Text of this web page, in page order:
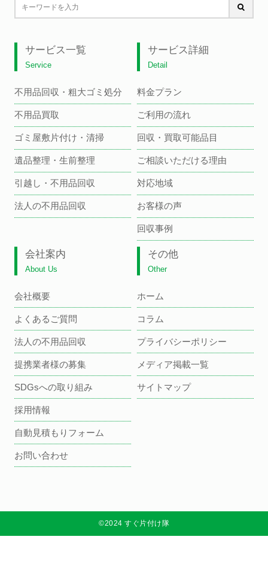
サービス一覧
Service
不用品回収・粗大ゴミ処分
不用品買取
ゴミ屋敷片付け・清掃
遺品整理・生前整理
引越し・不用品回収
法人の不用品回収
サービス詳細
Detail
料金プラン
ご利用の流れ
回収・買取可能品目
ご相談いただける理由
対応地域
お客様の声
回収事例
会社案内
About Us
会社概要
よくあるご質問
法人の不用品回収
提携業者様の募集
SDGsへの取り組み
採用情報
自動見積もりフォーム
お問い合わせ
その他
Other
ホーム
コラム
プライバシーポリシー
メディア掲載一覧
サイトマップ
©2024 すぐ片付け隊